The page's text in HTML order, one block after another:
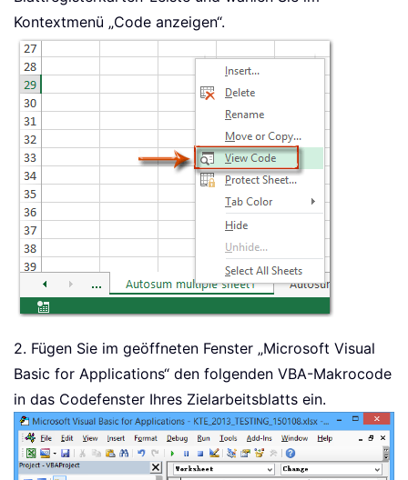
Kontextmenü „Code anzeigen“.
2. Fügen Sie im geöffneten Fenster „Microsoft Visual
Basic for Applications“ den folgenden VBA-Makrocode
in das Codefenster Ihres Zielarbeitsblatts ein.